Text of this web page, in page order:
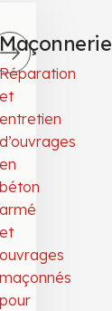
Maçonnerie
Réparation
et
entretien
d’ouvrages
en
béton
armé
et
ouvrages
maçonnés
pour